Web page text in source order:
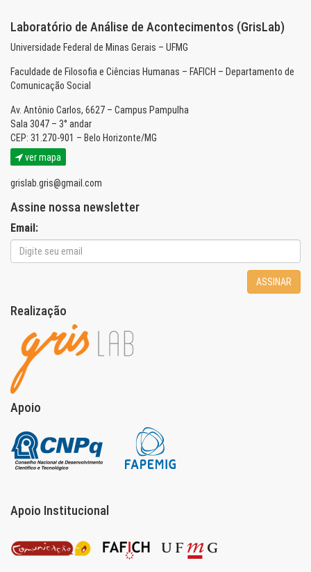
Laboratório de Análise de Acontecimentos (GrisLab)
Universidade Federal de Minas Gerais – UFMG
Faculdade de Filosofia e Ciências Humanas – FAFICH – Departamento de
Comunicação Social
Av. Antônio Carlos, 6627 – Campus Pampulha
Sala 3047 – 3° andar
CEP: 31.270-901 – Belo Horizonte/MG
ver mapa
grislab.gris@gmail.com
Assine nossa newsletter
Email:
ASSINAR
Realização
Apoio
Apoio Institucional